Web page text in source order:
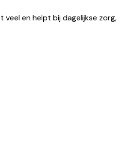
veel en helpt bij dagelijkse zorg,